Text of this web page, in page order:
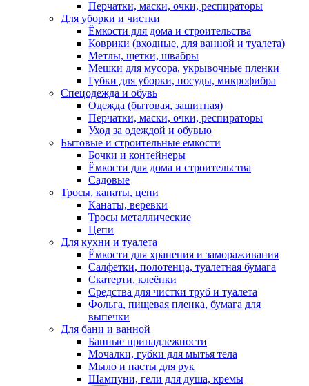
Перчатки, маски, очки, респираторы
Для уборки и чистки
Ёмкости для дома и строительства
Коврики (входные, для ванной и туалета)
Метлы, щетки, швабры
Мешки для мусора, укрывочные пленки
Губки для уборки, посуды, микрофибра
Спецодежда и обувь
Одежда (бытовая, защитная)
Перчатки, маски, очки, респираторы
Уход за одеждой и обувью
Бытовые и строительные емкости
Бочки и контейнеры
Ёмкости для дома и строительства
Садовые
Тросы, канаты, цепи
Канаты, веревки
Тросы металлические
Цепи
Для кухни и туалета
Ёмкости для хранения и замораживания
Салфетки, полотенца, туалетная бумага
Скатерти, клеёнки
Средства для чистки труб и туалета
Фольга, пищевая пленка, бумага для
выпечки
Для бани и ванной
Банные принадлежности
Мочалки, губки для мытья тела
Мыло и пасты для рук
Шампуни, гели для душа, кремы